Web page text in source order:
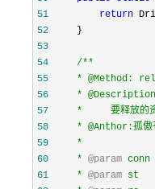
51
return
52
53
54
/**
55
56
57
58
59
60
    *
@param
61
    *
@param